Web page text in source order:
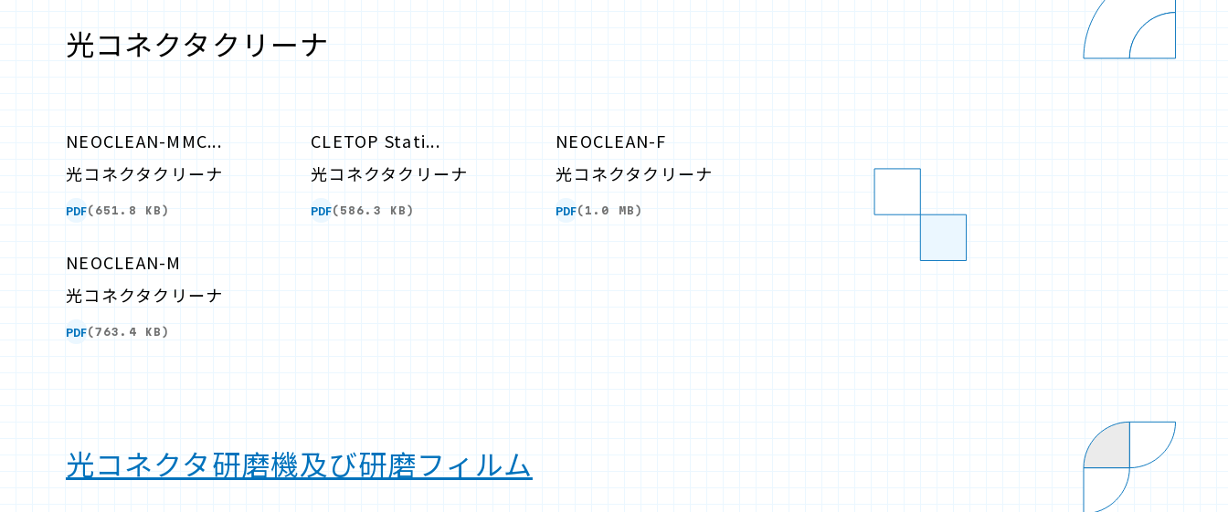
光コネクタクリーナ
NEOCLEAN-MMC...
光コネクタクリーナ
PDF(651.8 KB)
CLETOP Stati...
光コネクタクリーナ
PDF(586.3 KB)
NEOCLEAN-F
光コネクタクリーナ
PDF(1.0 MB)
NEOCLEAN-M
光コネクタクリーナ
PDF(763.4 KB)
光コネクタ研磨機及び研磨フィルム